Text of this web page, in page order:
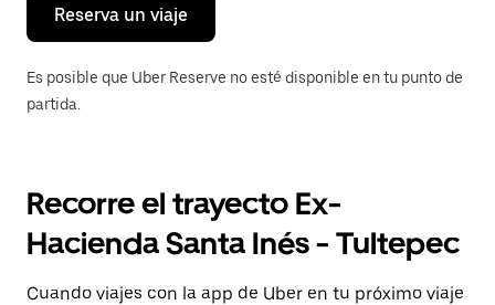
Reserva un viaje
Es posible que Uber Reserve no esté disponible en tu punto de
partida.
Recorre el trayecto Ex-
Hacienda Santa Inés - Tultepec
Cuando viajes con la app de Uber en tu próximo viaje